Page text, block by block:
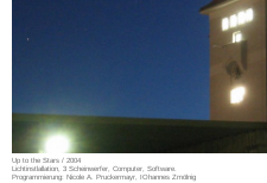
Up to the Stars / 2004
Lichtinstlallation, 3 Scheinwerfer, Computer, Software.
Programmierung: Nicole A. Pruckermayr, IOhannes Zmölnig